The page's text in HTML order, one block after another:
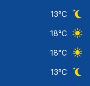
13°C
18°C
18°C
13°C